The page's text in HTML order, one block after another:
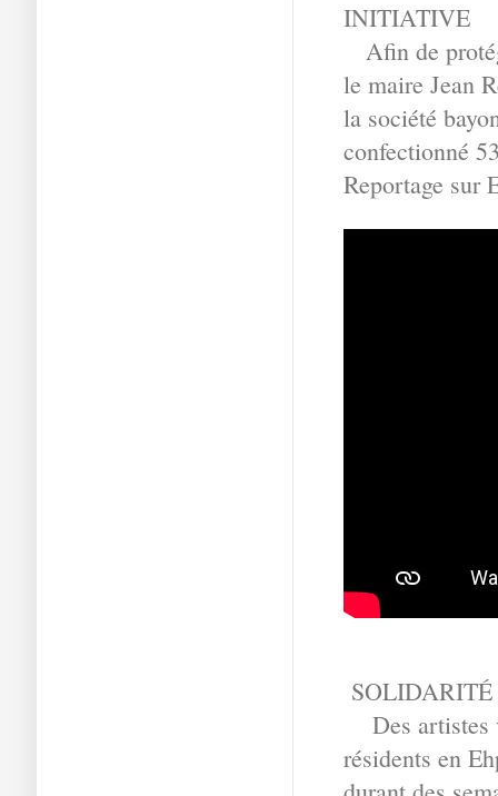
INITIATIVE
Afin de
le maire Jean
la société
confectionné
Reportage sur
SOLIDARITÉ
Des artistes
résidents en